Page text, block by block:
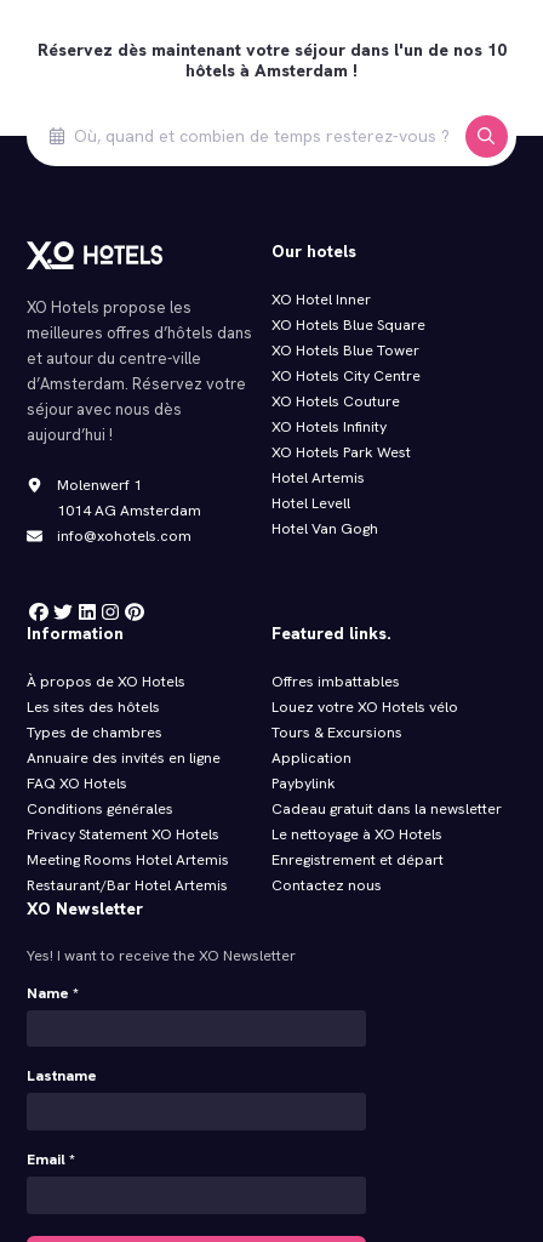
Réservez dès maintenant votre séjour dans l'un de nos 10
hôtels à Amsterdam !
XO Hotels propose les
meilleures offres d’hôtels dans
et autour du centre-ville
d’Amsterdam. Réservez votre
séjour avec nous dès
aujourd’hui !
Molenwerf 1
1014 AG Amsterdam
info@xohotels.com
Our hotels
XO Hotel Inner
XO Hotels Blue Square
XO Hotels Blue Tower
XO Hotels City Centre
XO Hotels Couture
XO Hotels Infinity
XO Hotels Park West
Hotel Artemis
Hotel Levell
Hotel Van Gogh
Information
À propos de XO Hotels
Les sites des hôtels
Types de chambres
Annuaire des invités en ligne
FAQ XO Hotels
Conditions générales
Privacy Statement XO Hotels
Meeting Rooms Hotel Artemis
Restaurant/Bar Hotel Artemis
Featured links.
Offres imbattables
Louez votre XO Hotels vélo
Tours & Excursions
Application
Paybylink
Cadeau gratuit dans la newsletter
Le nettoyage à XO Hotels
Enregistrement et départ
Contactez nous
XO Newsletter
Yes! I want to receive the XO Newsletter
Name *
Lastname
Email *